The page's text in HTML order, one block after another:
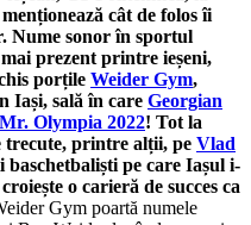
cât de folos îi
Nume sonor în sportul
prezent printre ieșeni,
porțile Weider Gym,
Iași, sală în care Georgian
Olympia 2022! Tot la
trecute, printre alții, pe Vlad
pe care Iașul i-
o carieră de succes ca
Gym poartă numele